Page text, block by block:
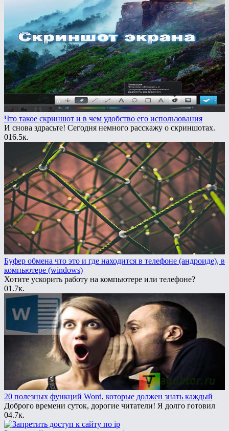
Что такое скриншот и в чем удобство его использования
И снова здрасьте! Сегодня немного расскажу о скриншотах.
016.5к.
Буфер обмена что это и где находится в телефоне (андроиде), в
компьютере (windows)
Хотите ускорить работу на компьютере или телефоне?
01.7к.
20 полезных функций Word, которые должен знать каждый
Доброго времени суток, дорогие читатели! Я долго готовил
04.7к.